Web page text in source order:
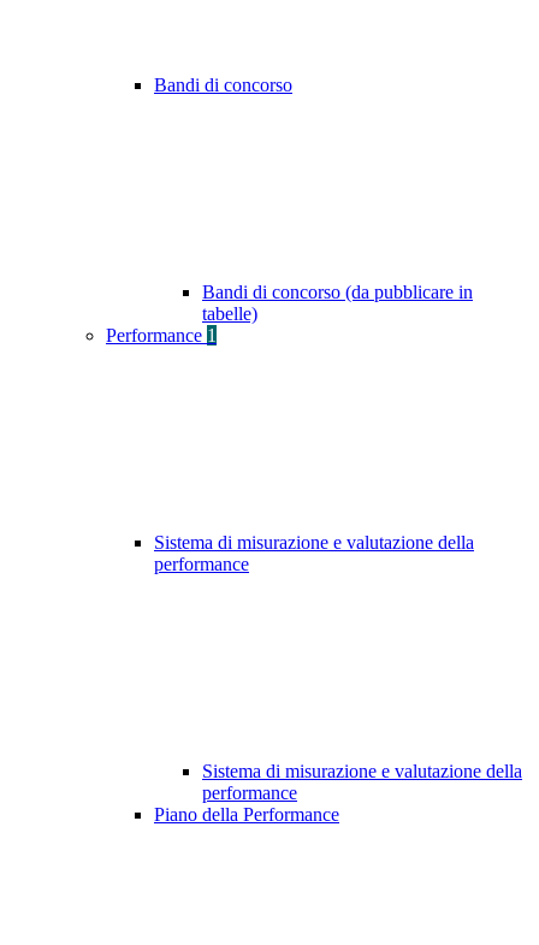
Bandi di concorso
Bandi di concorso (da pubblicare in
tabelle)
Performance 1
Sistema di misurazione e valutazione della
performance
Sistema di misurazione e valutazione della
performance
Piano della Performance